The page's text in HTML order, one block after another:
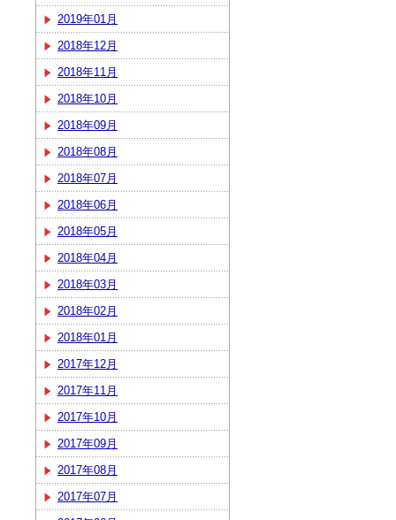
2019年01月
2018年12月
2018年11月
2018年10月
2018年09月
2018年08月
2018年07月
2018年06月
2018年05月
2018年04月
2018年03月
2018年02月
2018年01月
2017年12月
2017年11月
2017年10月
2017年09月
2017年08月
2017年07月